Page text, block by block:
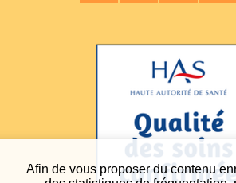
Afin de vous proposer du contenu